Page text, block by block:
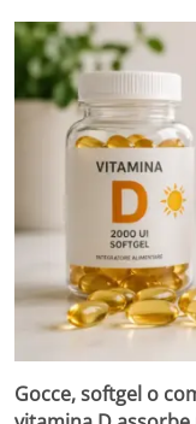
Gocce, softgel o